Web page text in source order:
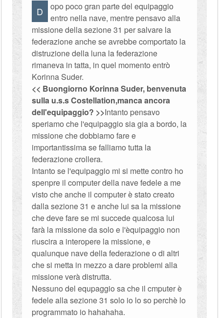
D
opo poco gran parte del equipaggio
entro nella nave, mentre pensavo alla
missione della sezione 31 per salvare la
federazione anche se avrebbe comportato la
distruzione della luna la federazione
rimaneva in tatta, in quel momento entrò
Korinna Suder.
<< Buongiorno Korinna Suder, benvenuta
sulla u.s.s Costellation,manca ancora
dell'equipaggio? >>Intanto pensavo
speriamo che l'equipaggio sia gia a bordo, la
missione che dobbiamo fare e
importantissima se falliamo tutta la
federazione crollera.
Intanto se l'equipaggio mi si mette contro ho
spenpre il computer della nave fedele a me
visto che anche il computer è stato creato
dalla sezione 31 e anche lui sa la missione
che deve fare se mi succede qualcosa lui
farà la missione da solo e l'èquipaggio non
riuscira a interopere la missione, e
qualunque nave della federazione o di altri
che si metta in mezzo a dare problemi alla
missione verà distrutta.
Nessuno del equpaggio sa che il cmputer è
fedele alla sezione 31 solo io lo so perchè lo
programmato io hahahaha.